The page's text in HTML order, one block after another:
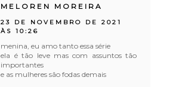
MELOREN MOREIRA
23 DE NOVEMBRO DE 2021
ÀS 10:26
menina, eu amo tanto essa série
ela é tão leve mas com assuntos tão
importantes
e as mulheres são fodas demais